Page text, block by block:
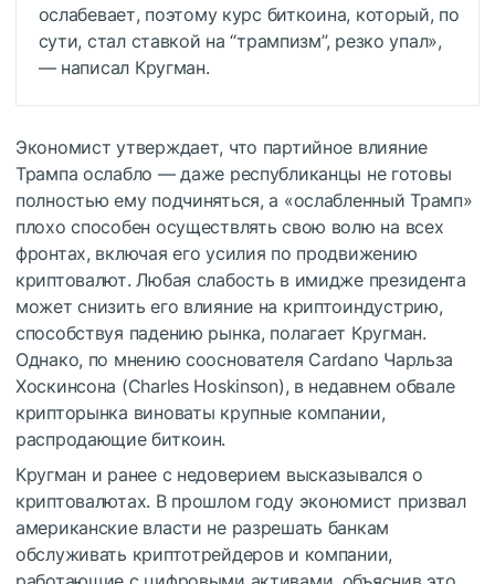
ослабевает, поэтому курс биткоина, который, по
сути, стал ставкой на “трампизм”, резко упал»,
— написал Кругман.
Экономист утверждает, что партийное влияние
Трампа ослабло — даже республиканцы не готовы
полностью ему подчиняться, а «ослабленный Трамп»
плохо способен осуществлять свою волю на всех
фронтах, включая его усилия по продвижению
криптовалют. Любая слабость в имидже президента
может снизить его влияние на криптоиндустрию,
способствуя падению рынка, полагает Кругман.
Однако, по мнению сооснователя Cardano Чарльза
Хоскинсона (Charles Hoskinson), в недавнем обвале
крипторынка виноваты крупные компании,
распродающие биткоин.
Кругман и ранее с недоверием высказывался о
криптовалютах. В прошлом году экономист призвал
американские власти не разрешать банкам
обслуживать криптотрейдеров и компании,